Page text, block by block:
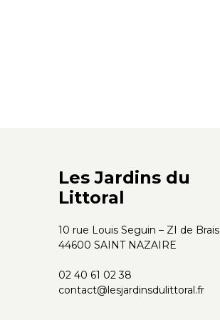
Les Jardins du
Littoral
10 rue Louis Seguin – ZI de Brais
44600 SAINT NAZAIRE
02 40 61 02 38
contact@lesjardinsdulittoral.fr